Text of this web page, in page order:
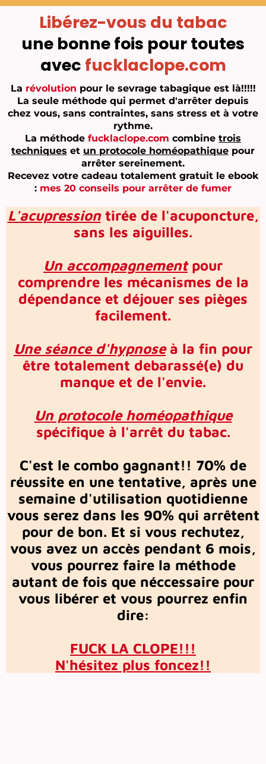
Libérez-vous du tabac
une bonne fois pour toutes
avec fucklaclope.com
La révolution pour le sevrage tabagique est là!!!!!
La seule méthode qui permet d'arrêter depuis
chez vous, sans contraintes, sans stress et à votre
rythme.
La méthode fucklaclope.com combine trois
techniques et un protocole homéopathique pour
arrêter sereinement.
Recevez votre cadeau totalement gratuit le ebook
: mes 20 conseils pour arrêter de fumer
L'acupressiontirée de l'acuponcture,
sans les aiguilles.
Un accompagnementpour
comprendre les mécanismes de la
dépendance et déjouer ses pièges
facilement.
Une séance d'hypnoseà la fin pour
être totalement debarassé(e) du
manque et de l'envie.
Un protocole homéopathique
spécifique à l'arrêt du tabac.
C'est le combo gagnant!! 70% de
réussite en une tentative, après une
semaine d'utilisation quotidienne
vous serez dans les 90% qui arrêtent
pour de bon. Et si vous rechutez,
vous avez un accès pendant 6 mois,
vous pourrez faire la méthode
autant de fois que néccessaire pour
vous libérer et vous pourrez enfin
dire:
FUCK LA CLOPE!!!
N'hésitez plus foncez!!